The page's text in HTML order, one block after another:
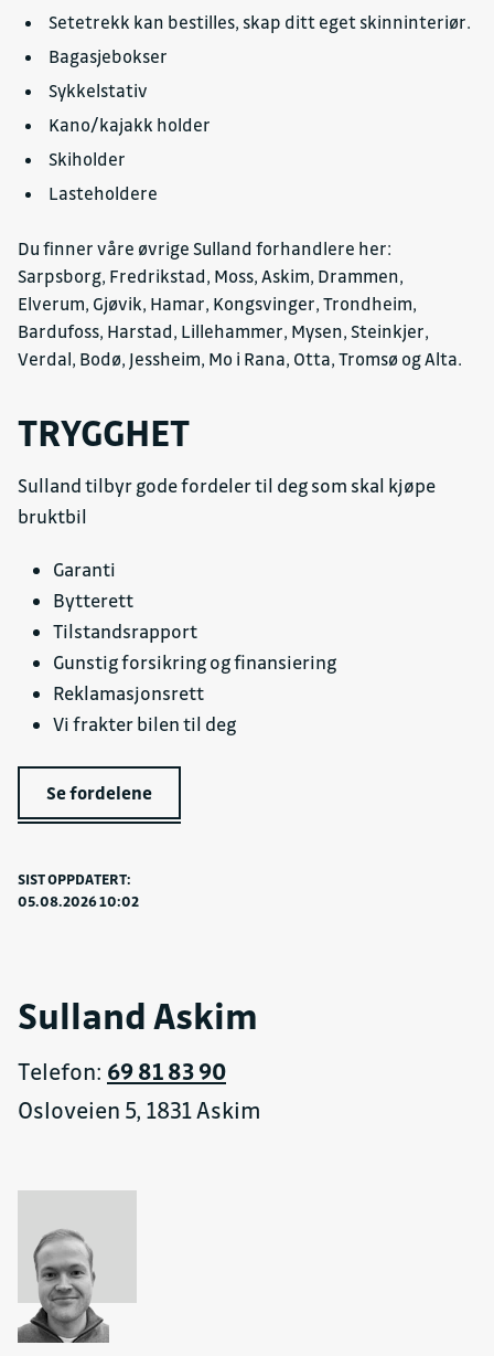
Setetrekk kan bestilles, skap ditt eget skinninteriør.
Bagasjebokser
Sykkelstativ
Kano/kajakk holder
Skiholder
Lasteholdere
Du finner våre øvrige Sulland forhandlere her:
Sarpsborg, Fredrikstad, Moss, Askim, Drammen,
Elverum, Gjøvik, Hamar, Kongsvinger, Trondheim,
Bardufoss, Harstad, Lillehammer, Mysen, Steinkjer,
Verdal, Bodø, Jessheim, Mo i Rana, Otta, Tromsø og Alta.
TRYGGHET
Sulland tilbyr gode fordeler til deg som skal kjøpe
bruktbil
Garanti
Bytterett
Tilstandsrapport
Gunstig forsikring og finansiering
Reklamasjonsrett
Vi frakter bilen til deg
Se fordelene
SIST OPPDATERT:
05.08.2026 10:02
Sulland Askim
Telefon: 69 81 83 90
Osloveien 5, 1831 Askim